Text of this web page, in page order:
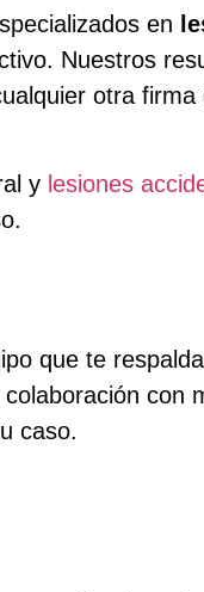
en
Nuestros
otra
y lesiones
que te
con
caso.